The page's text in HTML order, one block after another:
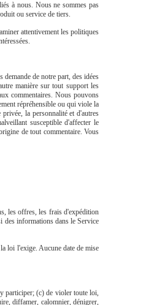
à nous. Nous ne sommes pas
ou service de tiers.
attentivement les politiques
de notre part, des idées
manière sur tout support les
commentaires. Nous pouvons
répréhensible ou qui viole la
la personnalité et d'autres
susceptible d'affecter le
de tout commentaire. Vous
les offres, les frais d'expédition
des informations dans le Service
loi l'exige. Aucune date de mise
participer; (c) de violer toute loi,
diffamer, calomnier, dénigrer,